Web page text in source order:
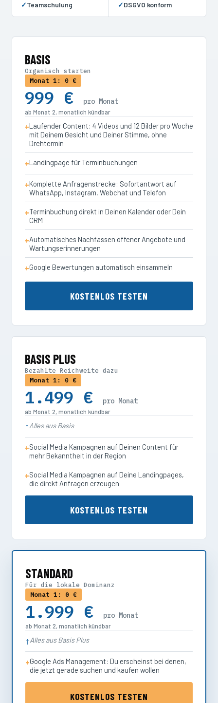
✓Teamschulung ✓DSGVO konform
BASIS
Organisch starten
Monat 1: 0 €
999 € pro Monat
ab Monat 2, monatlich kündbar
Laufender Content: 4 Videos und 12 Bilder pro Woche
mit Deinem Gesicht und Deiner Stimme, ohne
Drehtermin
Landingpage für Terminbuchungen
Komplette Anfragenstrecke: Sofortantwort auf
WhatsApp, Instagram, Webchat und Telefon
Terminbuchung direkt in Deinen Kalender oder Dein
CRM
Automatisches Nachfassen offener Angebote und
Wartungserinnerungen
Google Bewertungen automatisch einsammeln
KOSTENLOS TESTEN
BASIS PLUS
Bezahlte Reichweite dazu
Monat 1: 0 €
1.499 € pro Monat
ab Monat 2, monatlich kündbar
Alles aus Basis
Social Media Kampagnen auf Deinen Content für
mehr Bekanntheit in der Region
Social Media Kampagnen auf Deine Landingpages,
die direkt Anfragen erzeugen
KOSTENLOS TESTEN
STANDARD
Für die lokale Dominanz
Monat 1: 0 €
1.999 € pro Monat
ab Monat 2, monatlich kündbar
Alles aus Basis Plus
Google Ads Management: Du erscheinst bei denen,
die jetzt gerade suchen und kaufen wollen
KOSTENLOS TESTEN